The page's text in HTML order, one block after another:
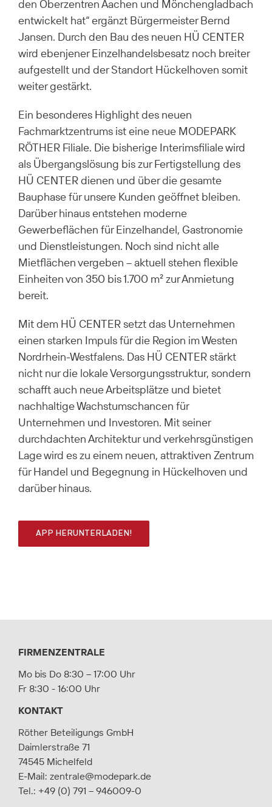
den Oberzentren Aachen und Mönchengladbach
entwickelt hat“ ergänzt Bürgermeister Bernd
Jansen. Durch den Bau des neuen HÜ CENTER
wird ebenjener Einzelhandelsbesatz noch breiter
aufgestellt und der Standort Hückelhoven somit
weiter gestärkt.
Ein besonderes Highlight des neuen
Fachmarktzentrums ist eine neue MODEPARK
RÖTHER Filiale. Die bisherige Interimsfiliale wird
als Übergangslösung bis zur Fertigstellung des
HÜ CENTER dienen und über die gesamte
Bauphase für unsere Kunden geöffnet bleiben.
Darüber hinaus entstehen moderne
Gewerbeflächen für Einzelhandel, Gastronomie
und Dienstleistungen. Noch sind nicht alle
Mietflächen vergeben – aktuell stehen flexible
Einheiten von 350 bis 1.700 m² zur Anmietung
bereit.
Mit dem HÜ CENTER setzt das Unternehmen
einen starken Impuls für die Region im Westen
Nordrhein-Westfalens. Das HÜ CENTER stärkt
nicht nur die lokale Versorgungsstruktur, sondern
schafft auch neue Arbeitsplätze und bietet
nachhaltige Wachstumschancen für
Unternehmen und Investoren. Mit seiner
durchdachten Architektur und verkehrsgünstigen
Lage wird es zu einem neuen, attraktiven Zentrum
für Handel und Begegnung in Hückelhoven und
darüber hinaus.
APP HERUNTERLADEN!
FIRMENZENTRALE
Mo bis Do 8:30 – 17:00 Uhr
Fr 8:30 - 16:00 Uhr
KONTAKT
Röther Beteiligungs GmbH
Daimlerstraße 71
74545 Michelfeld
E-Mail: zentrale@modepark.de
Tel.: +49 (0) 791 – 946009-0